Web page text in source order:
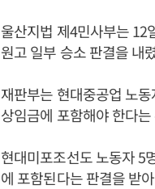
울산지법 제4민사부는 12
원고 일부 승소 판결을 내
재판부는 현대중공업 노
상임금에 포함해야 한다
현대미포조선도 노동자 5
에 포함된다는 판결을 받